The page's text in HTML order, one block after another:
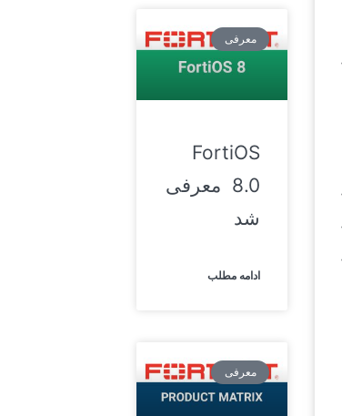
معرفی
FortiOS
8.0 معرفی
شد
ادامه مطلب
معرفی